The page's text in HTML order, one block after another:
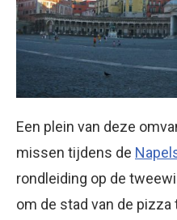
Een plein van deze
missen tijdens de
rondleiding op de
om de stad van de pizza